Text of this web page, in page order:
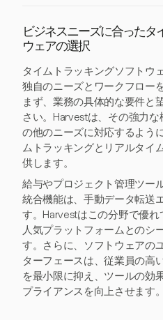
ビジネスニーズに合ったタ
ウェアの選択
タイムトラッキングソフトウ
独自のニーズとワークフロー
まず、業務の具体的な要件と
さい。Harvestは、その強力
の他のニーズに対応するよう
ムトラッキングとリアルタイ
供します。
給与やプロジェクト管理ツー
統合機能は、手動データ転送
す。Harvestはこの分野で優れ
人気プラットフォームとのシ
す。さらに、ソフトウェアの
ターフェースは、従業員の高
を最小限に抑え、ツールの効
プライアンスを向上させます。